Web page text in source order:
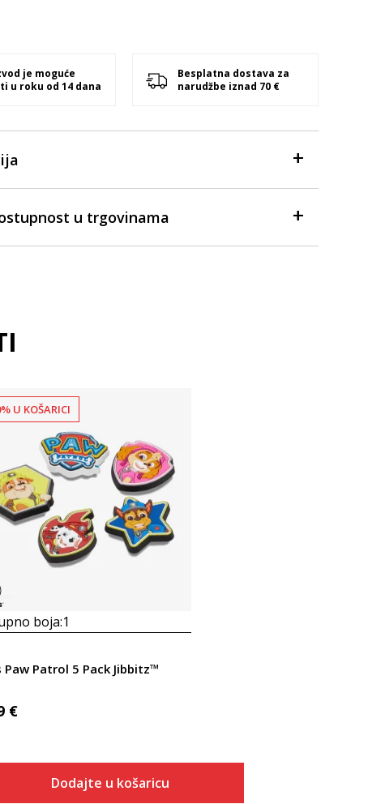
je moguće
u roku od 14 dana
Besplatna dostava za
narudžbe iznad 70 €
u trgovinama
U KOŠARICI
boja:1
Paw Patrol 5 Pack Jibbitz™
€
Dodajte u košaricu